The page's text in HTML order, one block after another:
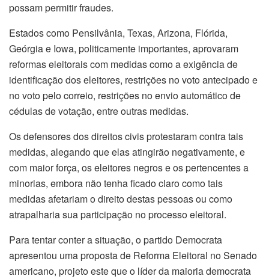
possam permitir fraudes.
Estados como Pensilvânia, Texas, Arizona, Flórida,
Geórgia e Iowa, politicamente importantes, aprovaram
reformas eleitorais com medidas como a exigência de
identificação dos eleitores, restrições no voto antecipado e
no voto pelo correio, restrições no envio automático de
cédulas de votação, entre outras medidas.
Os defensores dos direitos civis protestaram contra tais
medidas, alegando que elas atingirão negativamente, e
com maior força, os eleitores negros e os pertencentes a
minorias, embora não tenha ficado claro como tais
medidas afetariam o direito destas pessoas ou como
atrapalharia sua participação no processo eleitoral.
Para tentar conter a situação, o partido Democrata
apresentou uma proposta de Reforma Eleitoral no Senado
americano, projeto este que o líder da maioria democrata